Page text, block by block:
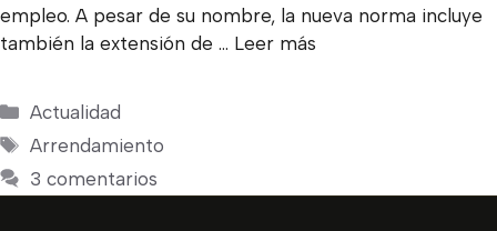
empleo. A pesar de su nombre, la nueva norma incluye
también la extensión de … Leer más
Categorías
Actualidad
Etiquetas
Arrendamiento
3 comentarios